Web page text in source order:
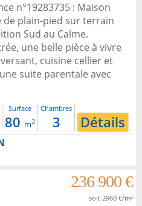
n°19283735 : Maison
de plain-pied sur terrain
Sud au Calme.
une belle pièce à vivre
cuisine cellier et
suite parentale avec
Surface
80 m2
Chambres
3 Détails
236 900 €
soit 2960 €/m²